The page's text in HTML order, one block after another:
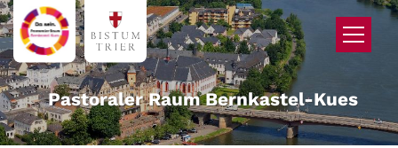
Zum Inhalt springen
Pastoraler Raum Bernkastel-Kues